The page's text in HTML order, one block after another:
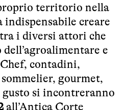
territorio nella
indispensabile creare
i diversi attori che
e
contadini,
gourmet,
si incontreranno
all’Antica Corte